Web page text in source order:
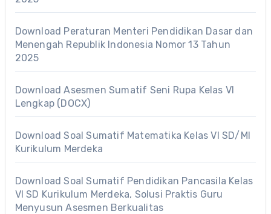
Download Peraturan Menteri Pendidikan Dasar dan
Menengah Republik Indonesia Nomor 13 Tahun
2025
Download Asesmen Sumatif Seni Rupa Kelas VI
Lengkap (DOCX)
Download Soal Sumatif Matematika Kelas VI SD/MI
Kurikulum Merdeka
Download Soal Sumatif Pendidikan Pancasila Kelas
VI SD Kurikulum Merdeka, Solusi Praktis Guru
Menyusun Asesmen Berkualitas